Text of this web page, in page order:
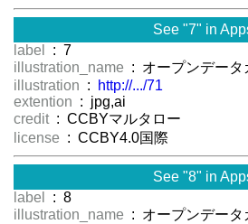
See "7" in
label
: 7
illustration_name : オープンデータ
illustration :
http://.../71
extention : jpg,ai
credit : CCBYマルタロー
license : CCBY4.0国際
See "8" in
label
: 8
illustration_name : オープンデータ